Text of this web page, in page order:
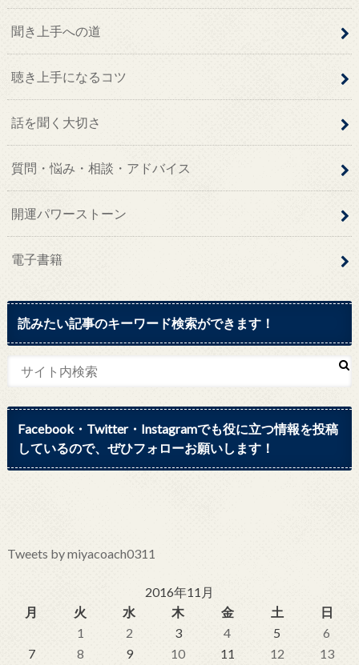
聞き上手への道
聴き上手になるコツ
話を聞く大切さ
質問・悩み・相談・アドバイス
開運パワーストーン
電子書籍
読みたい記事のキーワード検索ができます！
Facebook・Twitter・Instagramでも役に立つ情報を投稿
しているので、ぜひフォローお願いします！
Tweets by miyacoach0311
2016年11月
月
火 水 木 金 土
日
1
2 3 4 5
6
7
8 9 10 11 12
13